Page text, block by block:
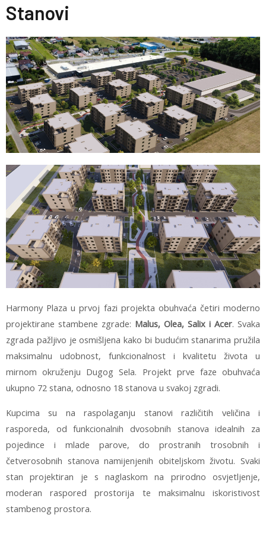
Stanovi
Harmony Plaza u prvoj fazi projekta obuhvaća četiri moderno
projektirane stambene zgrade: Malus, Olea, Salix i Acer. Svaka
zgrada pažljivo je osmišljena kako bi budućim stanarima pružila
maksimalnu udobnost, funkcionalnost i kvalitetu života u
mirnom okruženju Dugog Sela. Projekt prve faze obuhvaća
ukupno 72 stana, odnosno 18 stanova u svakoj zgradi.
Kupcima su na raspolaganju stanovi različitih veličina i
rasporeda, od funkcionalnih dvosobnih stanova idealnih za
pojedince i mlade parove, do prostranih trosobnih i
četverosobnih stanova namijenjenih obiteljskom životu. Svaki
stan projektiran je s naglaskom na prirodno osvjetljenje,
moderan raspored prostorija te maksimalnu iskoristivost
stambenog prostora.